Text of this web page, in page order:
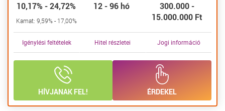
10,17% - 24,72%
Kamat: 9,59% - 17,00%
12 - 96 hó
300.000 -
15.000.000 Ft
Igénylési feltételek Hitel részletei Jogi információ
HÍVJANAK FEL! ÉRDEKEL